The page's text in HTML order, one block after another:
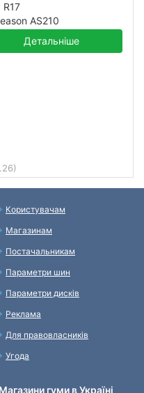
AS210
Детальніше
Користувачам
Магазинам
Постачальникам
Параметри шин
Параметри дисків
Реклама
Для правовласників
Угода
Магазини гуми в Україні